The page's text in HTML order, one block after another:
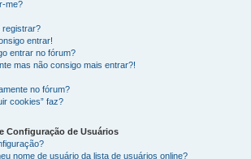
me?
registrar?
entrar!
entrar no fórum?
mas não consigo mais entrar?!
no fórum?
cookies” faz?
Configuração de Usuários
nome de usuário da lista de usuários online?